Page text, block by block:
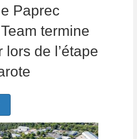
Paprec
termine
lors de l’étape